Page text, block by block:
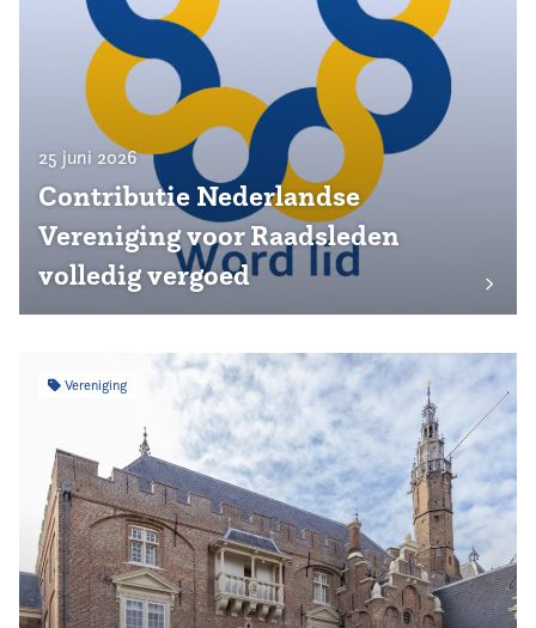
25 juni 2026
Contributie Nederlandse
Vereniging voor Raadsleden
volledig vergoed
Vereniging